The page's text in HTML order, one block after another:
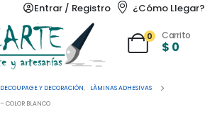
Entrar / Registro ¿Cómo Llegar?
0 Carrito
$ 0
DECOUPAGE Y DECORACIÓN,
LÀMINAS ADHESIVAS
COLOR BLANCO